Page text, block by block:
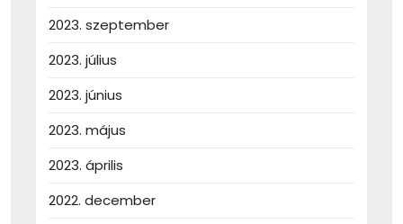
2023. szeptember
2023. július
2023. június
2023. május
2023. április
2022. december